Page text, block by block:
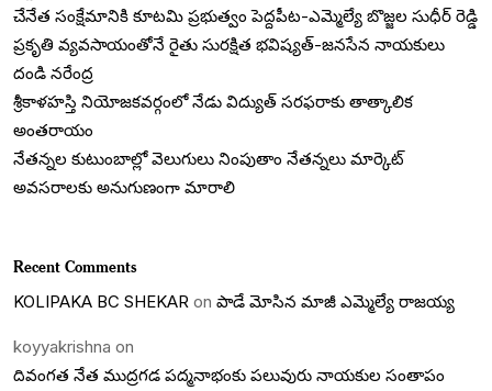
చేనేత సంక్షేమానికి కూటమి ప్రభుత్వం పెద్దపీట-ఎమ్మెల్యే బొజ్జల సుధీర్ రెడ్డి
ప్రకృతి వ్యవసాయంతోనే రైతు సురక్షిత భవిష్యత్-జనసేన నాయకులు
దండి నరేంద్ర
శ్రీకాళహస్తి నియోజకవర్గంలో నేడు విద్యుత్ సరఫరాకు తాత్కాలిక
అంతరాయం
నేతన్నల కుటుంబాల్లో వెలుగులు నింపుతాం నేతన్నలు మార్కెట్
అవసరాలకు అనుగుణంగా మారాలి
Recent Comments
KOLIPAKA BC SHEKAR on పాడే మోసిన మాజీ ఎమ్మెల్యే రాజయ్య
koyyakrishna on
దివంగత నేత ముద్రగడ పద్మనాభంకు పలువురు నాయకుల సంతాపం